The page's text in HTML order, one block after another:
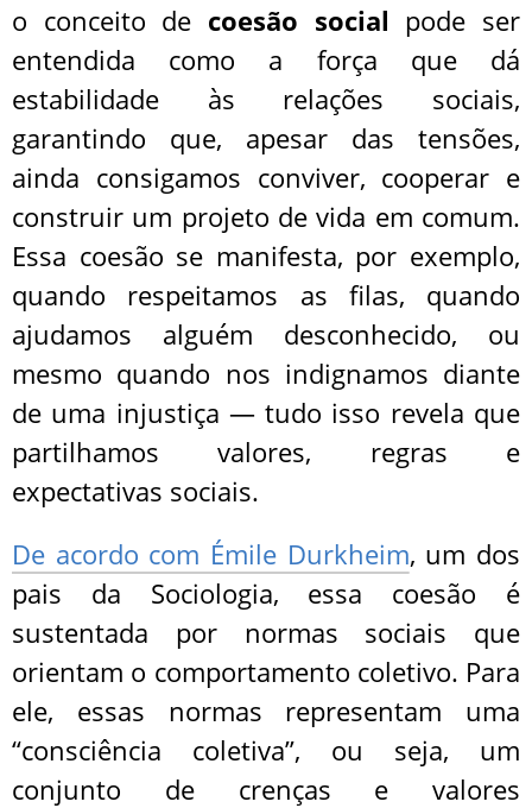
o conceito de coesão social pode ser
entendida como a força que dá
estabilidade às relações sociais,
garantindo que, apesar das tensões,
ainda consigamos conviver, cooperar e
construir um projeto de vida em comum.
Essa coesão se manifesta, por exemplo,
quando respeitamos as filas, quando
ajudamos alguém desconhecido, ou
mesmo quando nos indignamos diante
de uma injustiça — tudo isso revela que
partilhamos valores, regras e
expectativas sociais.
De acordo com Émile Durkheim, um dos
pais da Sociologia, essa coesão é
sustentada por normas sociais que
orientam o comportamento coletivo. Para
ele, essas normas representam uma
“consciência coletiva”, ou seja, um
conjunto de crenças e valores